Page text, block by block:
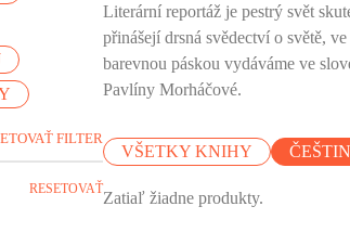
FILTER
RESETOVAŤ
Literární reportáž je pestrý svět
přinášejí drsná svědectví o světě,
barevnou páskou vydáváme ve
Pavlíny Morháčové.
VŠETKY KNIHY
Zatiaľ žiadne produkty.